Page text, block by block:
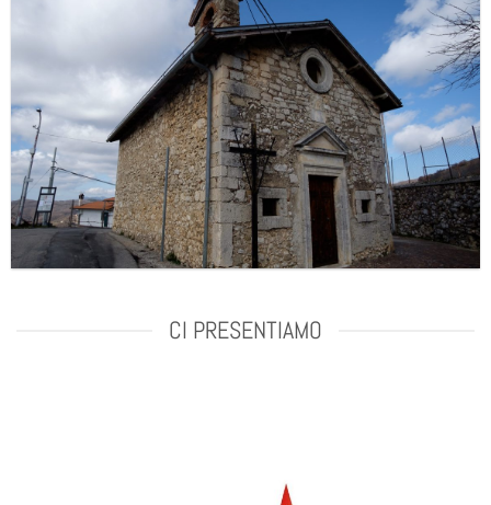
CI PRESENTIAMO